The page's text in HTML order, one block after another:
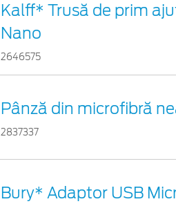
Kalff* Trusă de prim
Nano
2646575
Pânză din microfibră
2837337
Bury* Adaptor USB